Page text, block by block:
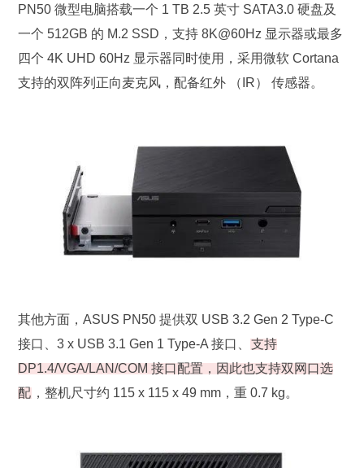
PN50 微型电脑搭载一个 1 TB 2.5 英寸 SATA3.0 硬盘及
一个 512GB 的 M.2 SSD，支持 8K@60Hz 显示器或最多
四个 4K UHD 60Hz 显示器同时使用，采用微软 Cortana
支持的双阵列正向麦克风，配备红外 （IR） 传感器。
其他方面，ASUS PN50 提供双 USB 3.2 Gen 2 Type-C
接口、3 x USB 3.1 Gen 1 Type-A 接口、 支持
DP1.4/VGA/LAN/COM 接口配置，因此也支持双网口选
配 ，整机尺寸约 115 x 115 x 49 mm，重 0.7 kg。